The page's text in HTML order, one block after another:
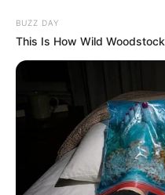
BUZZ DAY
This Is How Wild